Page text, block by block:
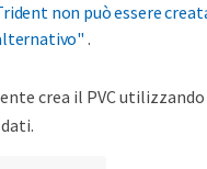
non può essere
.
crea il PVC utilizzando